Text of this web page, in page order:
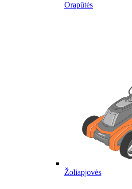
Orapūtės
Žoliapjovės